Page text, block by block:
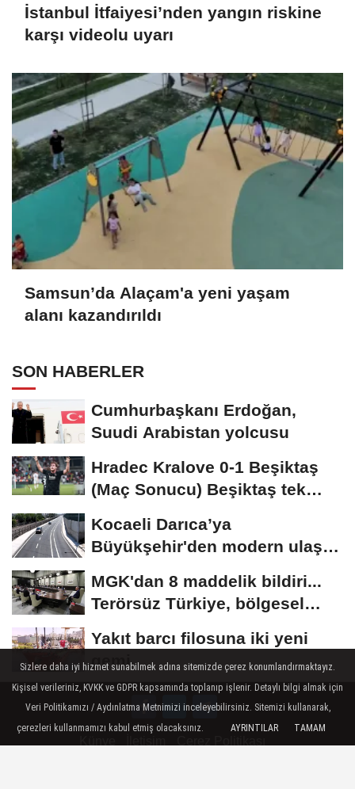
İstanbul İtfaiyesi’nden yangın riskine
karşı videolu uyarı
Samsun’da Alaçam'a yeni yaşam
alanı kazandırıldı
SON HABERLER
Cumhurbaşkanı Erdoğan,
Suudi Arabistan yolcusu
Hradec Kralove 0-1 Beşiktaş
(Maç Sonucu) Beşiktaş tek
Kocaeli Darıca’ya
Büyükşehir'den modern ulaşım
MGK'dan 8 maddelik bildiri...
Terörsüz Türkiye, bölgesel
Yakıt barcı filosuna iki yeni
gemi
Sizlere daha iyi hizmet sunabilmek adına sitemizde çerez konumlandırmaktayız.
Kişisel verileriniz, KVKK ve GDPR kapsamında toplanıp işlenir. Detaylı bilgi almak için
Veri Politikamızı / Aydınlatma Metnimizi inceleyebilirsiniz. Sitemizi kullanarak,
çerezleri kullanmamızı kabul etmiş olacaksınız.
AYRINTILAR TAMAM